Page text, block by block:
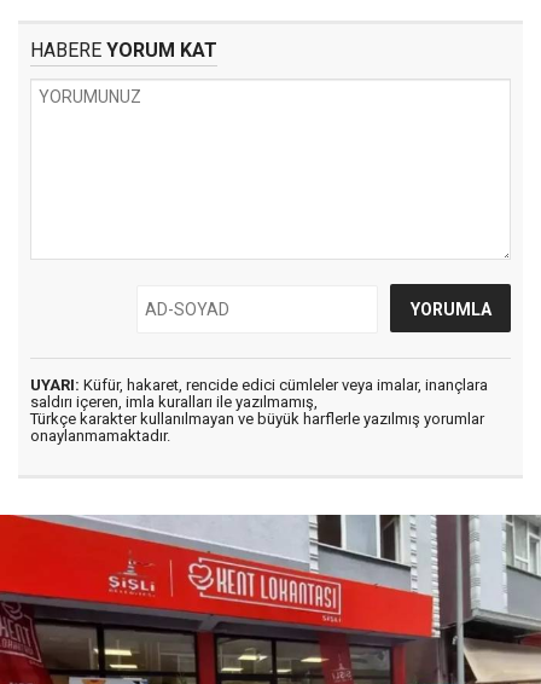
HABERE YORUM KAT
UYARI: Küfür, hakaret, rencide edici cümleler veya imalar, inançlara
saldırı içeren, imla kuralları ile yazılmamış,
Türkçe karakter kullanılmayan ve büyük harflerle yazılmış yorumlar
onaylanmamaktadır.